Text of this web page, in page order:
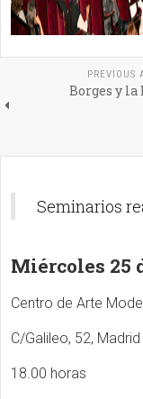
PREVIOUS
Borges y
Seminarios
Miércoles 25
Centro de Arte
C/Galileo, 52, Madrid
18.00 horas